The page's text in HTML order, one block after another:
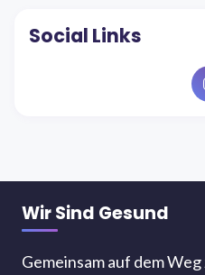
Social Links
Wir Sind Gesund
Gemeinsam auf dem